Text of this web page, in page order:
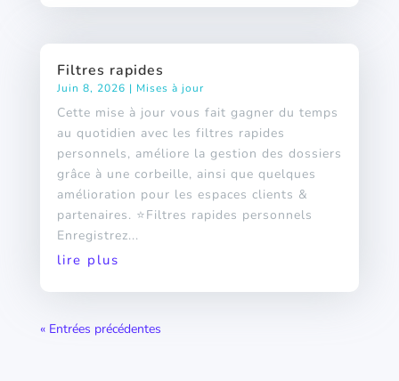
Filtres rapides
Juin 8, 2026 | Mises à jour
Cette mise à jour vous fait gagner du temps
au quotidien avec les filtres rapides
personnels, améliore la gestion des dossiers
grâce à une corbeille, ainsi que quelques
amélioration pour les espaces clients &
partenaires. ⭐Filtres rapides personnels
Enregistrez...
lire plus
« Entrées précédentes